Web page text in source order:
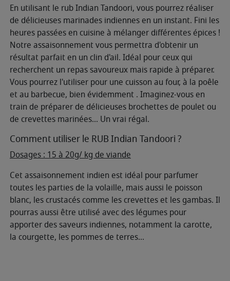
En utilisant le rub Indian Tandoori, vous pourrez réaliser
de délicieuses marinades indiennes en un instant. Fini les
heures passées en cuisine à mélanger différentes épices !
Notre assaisonnement vous permettra d'obtenir un
résultat parfait en un clin d'ail. Idéal pour ceux qui
recherchent un repas savoureux mais rapide à préparer.
Vous pourrez l'utiliser pour une cuisson au four, à la poêle
et au barbecue, bien évidemment . Imaginez-vous en
train de préparer de délicieuses brochettes de poulet ou
de crevettes marinées... Un vrai régal.
Comment utiliser le RUB Indian Tandoori ?
Dosages : 15 à 20g/ kg de viande
Cet assaisonnement indien est idéal pour parfumer
toutes les parties de la volaille, mais aussi le poisson
blanc, les crustacés comme les crevettes et les gambas. Il
pourras aussi être utilisé avec des légumes pour
apporter des saveurs indiennes, notamment la carotte,
la courgette, les pommes de terres...